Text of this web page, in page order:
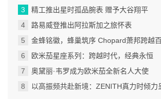
精工推出星时孤品腕表 赠予大谷翔平
路易威登推出阿拉斯加之旅怀表
金蜂铭徽，蜂巢筑序 Chopard萧邦跨越
欧米茄星座系列：跨越时代，经典永恒
奥黛丽·韦罗成为欧米茄全新名人大使
以高振频共赴新境：ZENITH真力时倾力呈献DEFY巅峰系列